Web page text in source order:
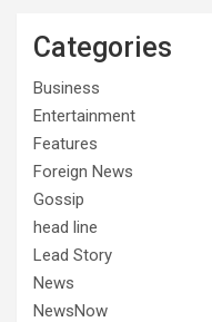
Categories
Business
Entertainment
Features
Foreign News
Gossip
head line
Lead Story
News
NewsNow